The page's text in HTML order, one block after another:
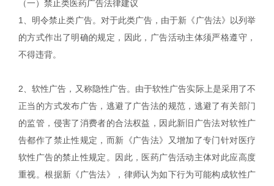
（一）禁止类医药广告法律建议
1、明令禁止类广告。对于此类广告，由于新《广告法》以列举
的方式作出了明确的规定，因此，广告活动主体须严格遵守，
不得违背。
2、软性广告，又称隐性广告。由于软性广告实际上是采用了不
正当的方式发布广告，逃避了广告法的规范，逃避了有关部门
的监管，侵害了消费者的合法权益，因此新旧广告法对软性广
告都作了禁止性规定，而新《广告法》又增加了专门针对医疗
软性广告的禁止性规定。因此，医药广告活动主体对此应高度
重视。根据新《广告法》，律师认为如下行为可能构成软性广